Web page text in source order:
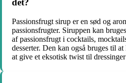
det?
Passionsfrugt sirup er en sød og
passionsfrugter. Siruppen kan
af passionsfrugt i cocktails,
desserter. Den kan også bruges til
at give et eksotisk twist til